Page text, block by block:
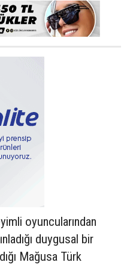
oyuncularından
duygusal bir
Mağusa Türk